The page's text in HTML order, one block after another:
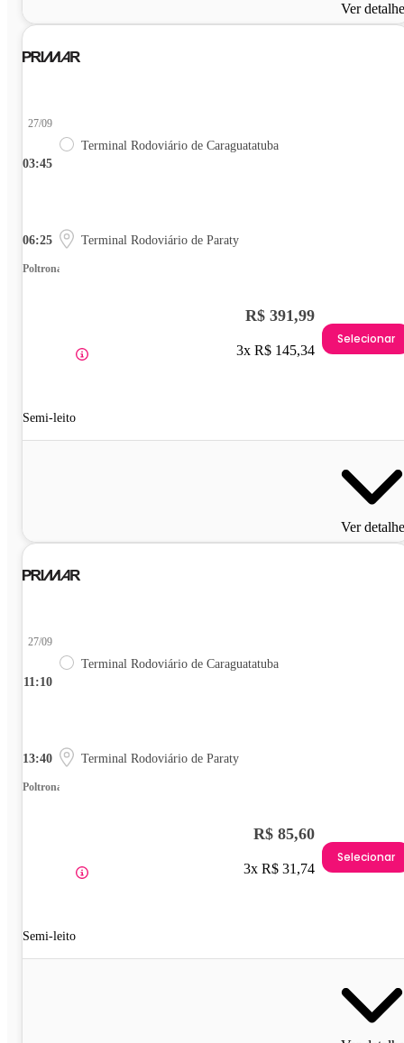
Ver
03:45
27/09
Terminal Rodoviário de Caraguatatuba
06:25 Terminal Rodoviário de Paraty
Poltrona
Semi-leito
R$ 391,99
3x R$ 145,34
Selecionar
Ver
11:10
27/09
Terminal Rodoviário de Caraguatatuba
13:40 Terminal Rodoviário de Paraty
Poltrona
Semi-leito
R$ 85,60
3x R$ 31,74
Selecionar